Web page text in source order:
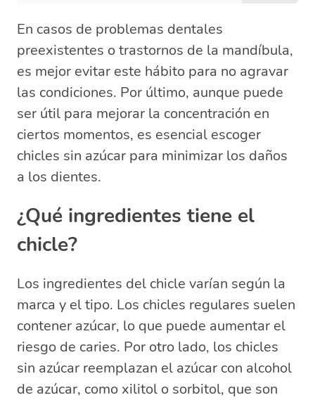
En casos de problemas dentales
preexistentes o trastornos de la mandíbula,
es mejor evitar este hábito para no agravar
las condiciones. Por último, aunque puede
ser útil para mejorar la concentración en
ciertos momentos, es esencial escoger
chicles sin azúcar para minimizar los daños
a los dientes.
¿Qué ingredientes tiene el
chicle?
Los ingredientes del chicle varían según la
marca y el tipo. Los chicles regulares suelen
contener azúcar, lo que puede aumentar el
riesgo de caries. Por otro lado, los chicles
sin azúcar reemplazan el azúcar con alcohol
de azúcar, como xilitol o sorbitol, que son